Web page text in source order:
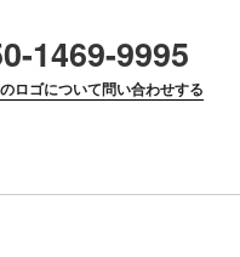
1469-9995
ロゴについて問い合わせする